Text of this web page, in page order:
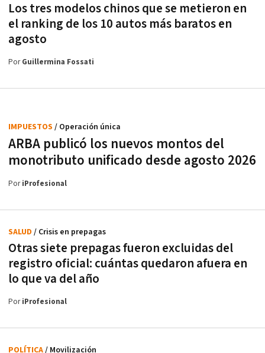
Los tres modelos chinos que se metieron en
el ranking de los 10 autos más baratos en
agosto
PorGuillermina Fossati
ARBA publicó los nuevos montos del
monotributo unificado desde agosto 2026
IMPUESTOS / Operación única
PoriProfesional
Otras siete prepagas fueron excluidas del
registro oficial: cuántas quedaron afuera en
lo que va del año
SALUD / Crisis en prepagas
PoriProfesional
POLÍTICA/ Movilización